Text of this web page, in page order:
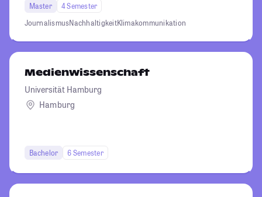
Master
4 Semester
JournalismusNachhaltigkeitKlimakommunikation
Medienwissenschaft
Universität Hamburg
Hamburg
Bachelor 6 Semester